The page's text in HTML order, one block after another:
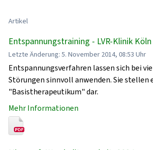
Artikel
Entspannungstraining - LVR-Klinik Köln
Letzte Änderung: 5. November 2014, 08:53 Uhr
Entspannungsverfahren lassen sich bei
Störungen sinnvoll anwenden. Sie stellen
"Basistherapeutikum" dar.
Mehr Informationen